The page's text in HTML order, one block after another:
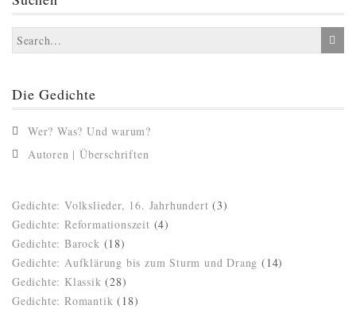
Die Gedichte
Wer? Was? Und warum?
Autoren | Überschriften
Gedichte: Volkslieder, 16. Jahrhundert (3)
Gedichte: Reformationszeit (4)
Gedichte: Barock (18)
Gedichte: Aufklärung bis zum Sturm und Drang (14)
Gedichte: Klassik (28)
Gedichte: Romantik (18)